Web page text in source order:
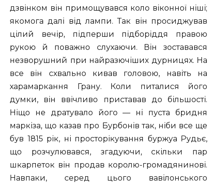
дзвінком він примощувався коло віконної ніші;
якомога далі від лампи. Так він просиджував
цілий вечір, підперши підборіддя правою
рукою й поважно слухаючи. Він зоставався
незворушний при найразючіших дурницях. На
все він схвально кивав головою, навіть на
харамаркання Грану. Коли питалися його
думки, він ввічливо приставав до більшості.
Ніщо не дратувало його — ні пуста бридня
маркіза, що казав про Бурбонів так, ніби все ще
був 1815 рік, ні просторікування буржуа Рудьє,
що розчулювався, згадуючи, скільки пар
шкарпеток він продав королю-громадянинові.
Навпаки, серед цього вавілонського